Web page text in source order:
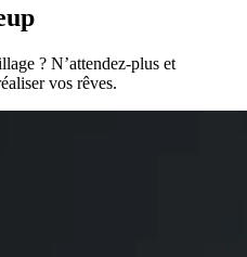
? N’attendez-plus et
vos rêves.